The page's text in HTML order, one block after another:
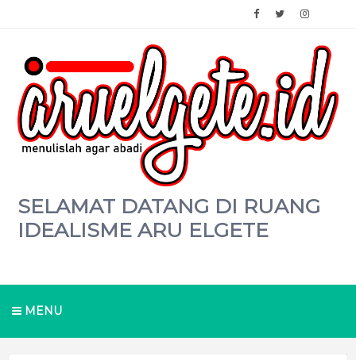
SELAMAT DATANG DI RUANG
IDEALISME ARU ELGETE
MENU